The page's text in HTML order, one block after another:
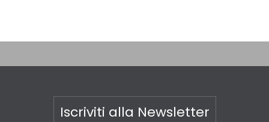
Iscriviti alla Newsletter